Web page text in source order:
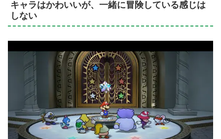
キャラはかわいいが、一緒に冒険している感じは
しない